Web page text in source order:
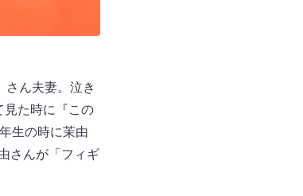
さん夫妻。泣き
見た時に『この
生の時に茉由
さんが「フィギ